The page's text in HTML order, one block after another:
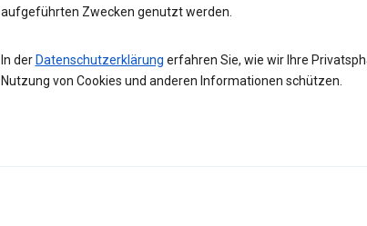
aufgeführten Zwecken genutzt werden.
In der Datenschutzerklärung erfahren Sie, wie wir Ihre
Nutzung von Cookies und anderen Informationen schützen.